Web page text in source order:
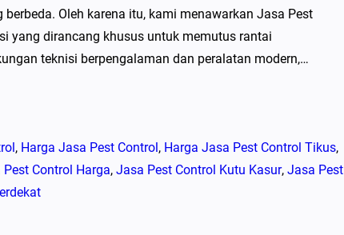
Oleh karena itu, kami menawarkan Jasa Pest
yang dirancang khusus untuk memutus rantai
teknisi berpengalaman dan peralatan modern,…
, Harga Jasa Pest Control, Harga Jasa Pest Control Tikus,
Control Harga, Jasa Pest Control Kutu Kasur, Jasa Pest